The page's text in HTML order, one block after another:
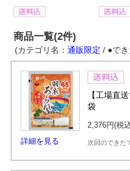
商品一覧(2件)
(カテゴリ名： 通販限定 / ●で
詳細を見る
【工場直
袋
2,376円(税
次回のできた